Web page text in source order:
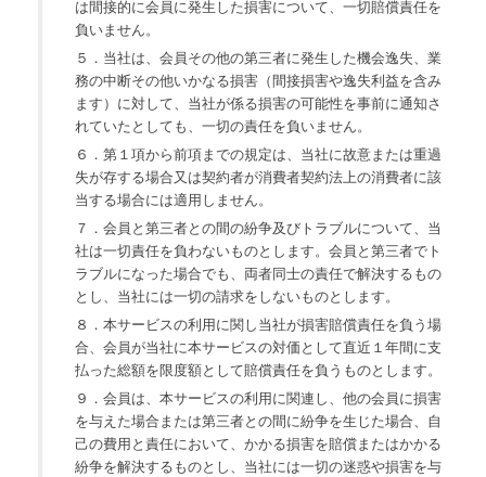
は間接的に会員に発生した損害について、一切賠償責任を
負いません。
５．当社は、会員その他の第三者に発生した機会逸失、業
務の中断その他いかなる損害（間接損害や逸失利益を含み
ます）に対して、当社が係る損害の可能性を事前に通知さ
れていたとしても、一切の責任を負いません。
６．第１項から前項までの規定は、当社に故意または重過
失が存する場合又は契約者が消費者契約法上の消費者に該
当する場合には適用しません。
７．会員と第三者との間の紛争及びトラブルについて、当
社は一切責任を負わないものとします。会員と第三者でト
ラブルになった場合でも、両者同士の責任で解決するもの
とし、当社には一切の請求をしないものとします。
８．本サービスの利用に関し当社が損害賠償責任を負う場
合、会員が当社に本サービスの対価として直近１年間に支
払った総額を限度額として賠償責任を負うものとします。
９．会員は、本サービスの利用に関連し、他の会員に損害
を与えた場合または第三者との間に紛争を生じた場合、自
己の費用と責任において、かかる損害を賠償またはかかる
紛争を解決するものとし、当社には一切の迷惑や損害を与